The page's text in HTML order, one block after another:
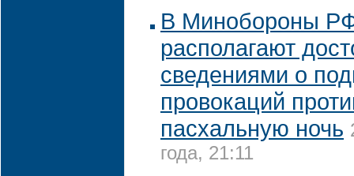
В Минобороны
располагают
сведениями о
провокаций
пасхальную ночь
года, 21:11